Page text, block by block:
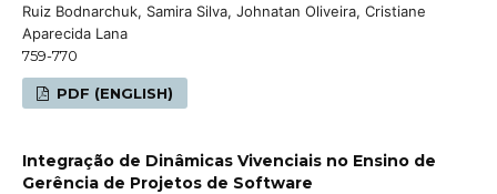
Ruiz Bodnarchuk, Samira Silva, Johnatan Oliveira, Cristiane
Aparecida Lana
759-770
PDF (ENGLISH)
Integração de Dinâmicas Vivenciais no Ensino de
Gerência de Projetos de Software